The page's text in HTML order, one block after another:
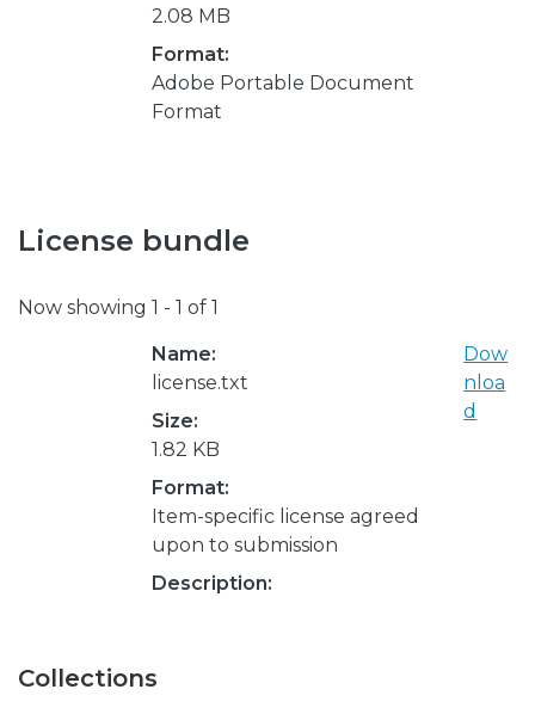
2.08 MB
Format:
Adobe Portable Document
Format
License bundle
Now showing 1 - 1 of 1
Name:
license.txt
Size:
1.82 KB
Format:
Item-specific license agreed
upon to submission
Description:
Dow
nloa
d
Collections